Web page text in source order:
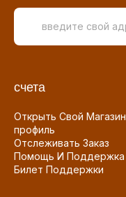
счета
Открыть Свой Магазин
профиль
Отслеживать Заказ
Помощь И Поддержка
Билет Поддержки